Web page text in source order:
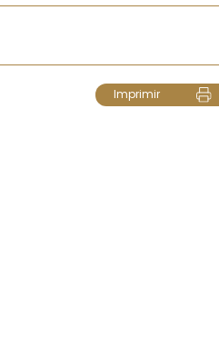
Imprimir